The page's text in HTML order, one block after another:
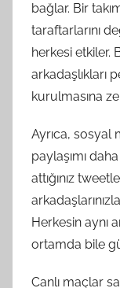
bağlar. Bir
taraftarlarını
herkesi etkiler.
arkadaşlıkları
kurulmasına
Ayrıca, sosyal
paylaşımı
attığınız
Herkesin aynı
ortamda bile
Canlı maçlar